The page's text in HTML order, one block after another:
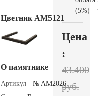
Цветник АМ5121
О памятнике
Артикул
№ AM2026
(5%)
Цена
:
43.400
руб.